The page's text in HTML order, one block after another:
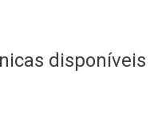
disponíveis